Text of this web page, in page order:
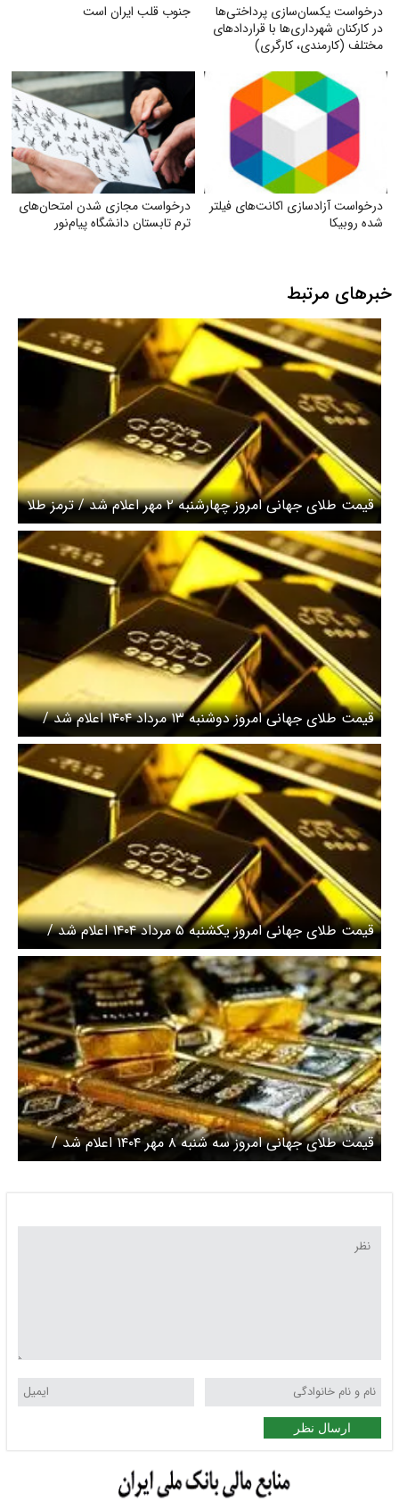
درخواست یکسان‌سازی پرداختی‌ها
در کارکنان شهرداری‌ها با قراردادهای
مختلف (کارمندی، کارگری)
جنوب قلب ایران است
درخواست آزادسازی اکانت‌های فیلتر
شده روبیکا
درخواست مجازی شدن امتحان‌های
ترم تابستان دانشگاه پیام‌نور
خبرهای مرتبط
قیمت طلای جهانی امروز چهارشنبه ۲ مهر اعلام شد / ترمز طلا
کشیده شد
قیمت طلای جهانی امروز دوشنبه ۱۳ مرداد ۱۴۰۴ اعلام شد /
طلا ریخت
قیمت طلای جهانی امروز یکشنبه ۵ مرداد ۱۴۰۴ اعلام شد /
طلا ثابت ماند
قیمت طلای جهانی امروز سه شنبه ۸ مهر ۱۴۰۴ اعلام شد /
صعود دوباره قیمت طلا
ارسال نظر